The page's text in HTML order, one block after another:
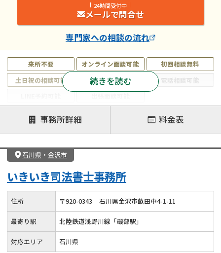
来所不要 オンライン面談可能
初回相談無料
土日祝の相談可能
19時以降電話可能
電話相談可能
注力案件
遺言書作成・遺言執行
相続放棄
相続登記
遺産分割
遺留分侵害額請求
相続税申告
相続手続き
成年後見・任意後見
贈与税
相続トラブル
続きを読む
24時間受付中
メールで問合せ
専門家への相談の流れ
事務所詳細 料金表
石川県 ・ 金沢市
いきいき司法書士事務所
住所 〒920-0343 石川県金沢市畝田中4-1-11
最寄り駅 北陸鉄道浅野川線「磯部駅」
対応エリア 石川県